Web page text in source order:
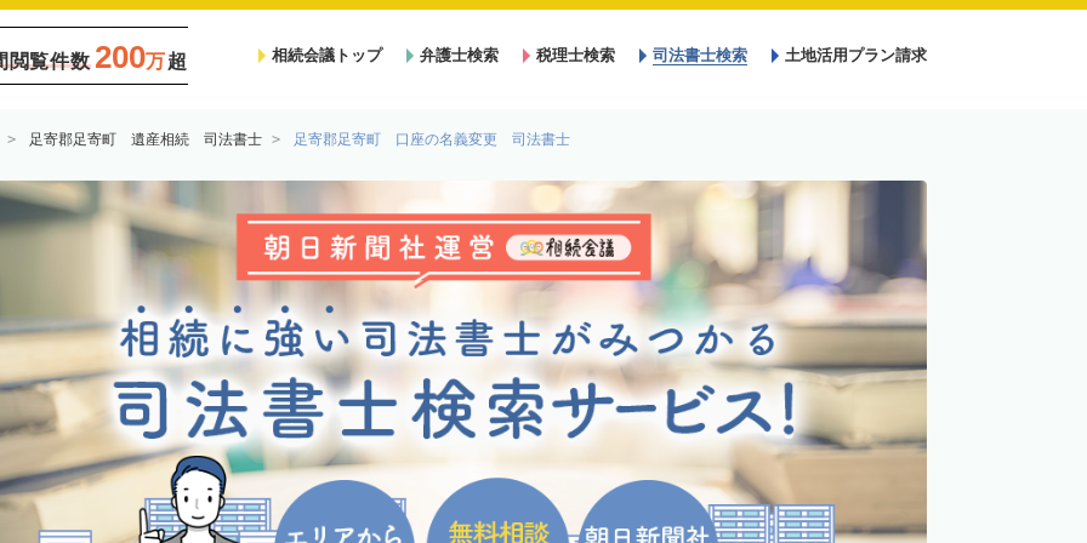
閲覧件数 200万超 相続会議トップ 弁護士検索 税理士検索 司法書士検索 土地活用プラン請求
足寄郡足寄町 遺産相続 司法書士 足寄郡足寄町 口座の名義変更 司法書士